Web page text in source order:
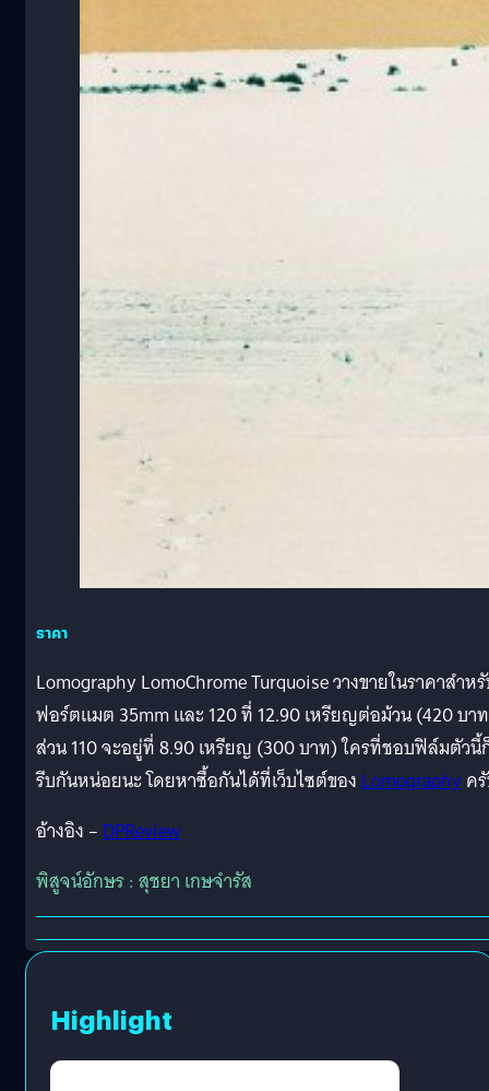
ราคา
Lomography LomoChrome Turquoise วางขายในราคาสำห
ฟอร์ตแมต 35mm และ 120 ที่ 12.90 เหรียญต่อม้วน (420 บา
ส่วน 110 จะอยู่ที่ 8.90 เหรียญ (300 บาท) ใครที่ชอบฟิล์มตัวนี้
รีบกันหน่อยนะ โดยหาซื้อกันได้ที่เว็บไซต์ของLomographyค
อ้างอิง –DPReview
พิสูจน์อักษร : สุชยา เกษจำรัส
Highlight